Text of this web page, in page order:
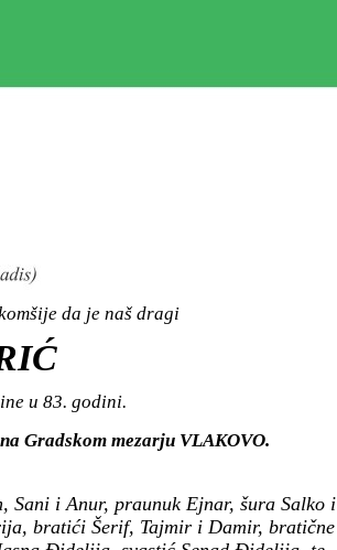
da je naš dragi
u 83. godini.
Gradskom mezarju VLAKOVO.
Sani i Anur, praunuk Ejnar, šura Salko i
bratići Šerif, Tajmir i Damir, bratične